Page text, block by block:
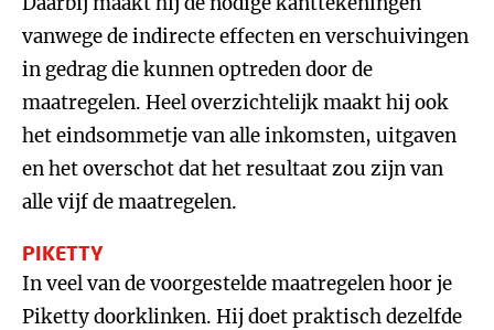
vanwege de indirecte effecten en verschuivingen
in gedrag die kunnen optreden door de
maatregelen. Heel overzichtelijk maakt hij ook
het eindsommetje van alle inkomsten, uitgaven
en het overschot dat het resultaat zou zijn van
alle vijf de maatregelen.
PIKETTY
In veel van de voorgestelde maatregelen hoor je
Piketty doorklinken. Hij doet praktisch dezelfde